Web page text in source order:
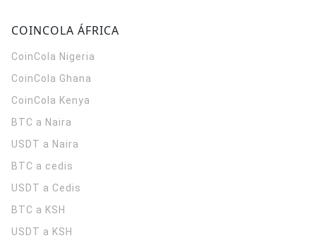
COINCOLA ÁFRICA
CoinCola Nigeria
CoinCola Ghana
CoinCola Kenya
BTC a Naira
USDT a Naira
BTC a cedis
USDT a Cedis
BTC a KSH
USDT a KSH